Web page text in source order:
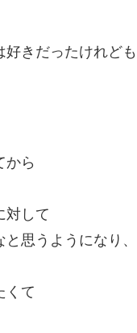
好きだったけれども
から
対して
思うようになり、
くて